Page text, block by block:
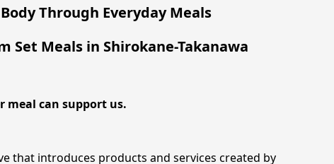
Through Everyday Meals
Set Meals in Shirokane-Takanawa
meal can support us.
that introduces products and services created by